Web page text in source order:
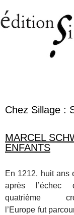
Chez Sillage :
MARCEL
ENFANTS
En 1212, huit ans
après l’échec
quatrième
l’Europe fut